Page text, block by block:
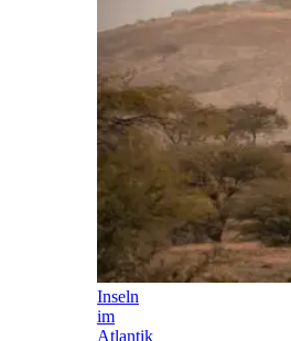
Inseln
im
Atlantik